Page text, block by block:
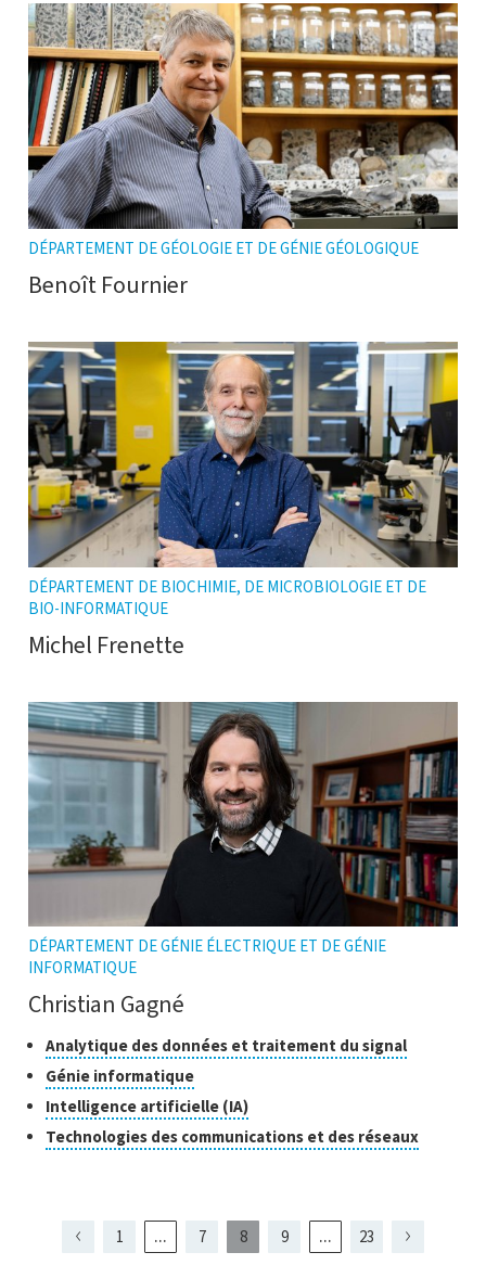
DÉPARTEMENT DE GÉOLOGIE ET DE GÉNIE GÉOLOGIQUE
Benoît Fournier
DÉPARTEMENT DE BIOCHIMIE, DE MICROBIOLOGIE ET DE
BIO-INFORMATIQUE
Michel Frenette
DÉPARTEMENT DE GÉNIE ÉLECTRIQUE ET DE GÉNIE
INFORMATIQUE
Christian Gagné
Classes
de
recherche
Analytique des données et traitement du signalCliquer
Génie informatiqueCliquer
pour
ouvrir
l'infobulle
Intelligence artificielle (IA)Cliquer
pour
ouvrir
Technologies des communications et des réseauxCliquer
Page
Page
1 ...Page Page
7 Page
8
présentement
Page
9 ...PagePage
23
Page